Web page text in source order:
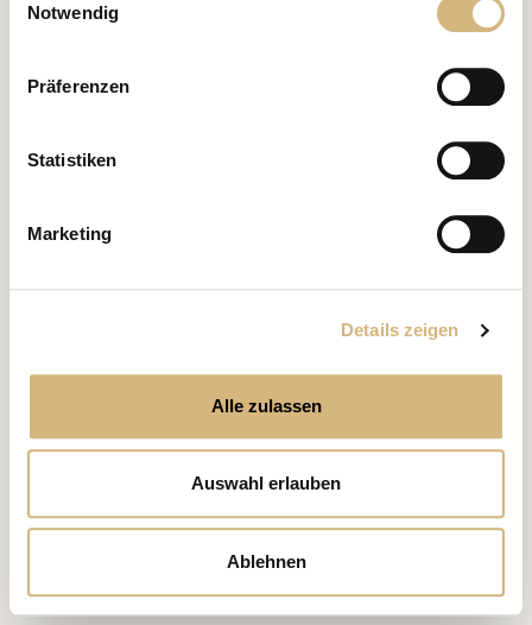
und im
mehr darüber, wer wir sind, wie Sie uns
kontaktieren können und wie wir personenbezogene
Notwendig
Präferenzen
Statistiken
Marketing
Details zeigen
Alle zulassen
Auswahl erlauben
Ablehnen